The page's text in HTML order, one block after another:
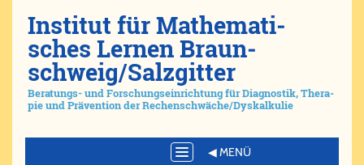
Ins­ti­tut für Ma­the­ma­ti­
sches Ler­nen Braun­
schweig/​Salz­git­ter
Be­ra­tungs- und For­schungs­ein­rich­tung für Dia­gno­stik, The­ra­
pie und Prä­ven­ti­on der Re­chen­schwä­che/​Dys­kal­ku­lie
Toggle